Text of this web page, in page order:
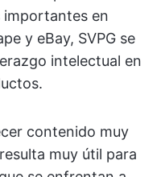
importantes en
y eBay, SVPG se
intelectual en
contenido muy
muy útil para